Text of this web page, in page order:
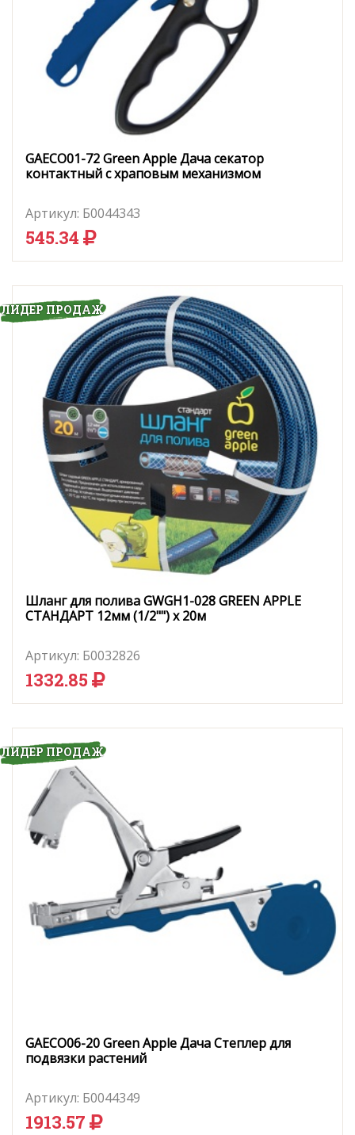
GAECO01-72 Green Apple Дача секатор
контактный c храповым механизмом
Артикул: Б0044343
545.34
ЛИДЕР ПРОДАЖ
Шланг для полива GWGH1-028 GREEN APPLE
СТАНДАРТ 12мм (1/2"") х 20м
Артикул: Б0032826
1332.85
ЛИДЕР ПРОДАЖ
GAECO06-20 Green Apple Дача Степлер для
подвязки растений
Артикул: Б0044349
1913.57